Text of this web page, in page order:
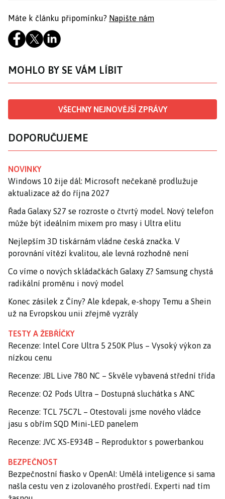
Máte k článku připomínku? Napište nám
MOHLO BY SE VÁM LÍBIT
VŠECHNY NEJNOVĚJŠÍ ZPRÁVY
DOPORUČUJEME
NOVINKY
Windows 10 žije dál: Microsoft nečekaně prodlužuje
aktualizace až do října 2027
Řada Galaxy S27 se rozroste o čtvrtý model. Nový telefon
může být ideálním mixem pro masy i Ultra elitu
Nejlepším 3D tiskárnám vládne česká značka. V
porovnání vítězí kvalitou, ale levná rozhodně není
Co víme o nových skládačkách Galaxy Z? Samsung chystá
radikální proměnu i nový model
Konec zásilek z Číny? Ale kdepak, e-shopy Temu a Shein
už na Evropskou unii zřejmě vyzrály
TESTY A ŽEBŘÍČKY
Recenze: Intel Core Ultra 5 250K Plus – Vysoký výkon za
nízkou cenu
Recenze: JBL Live 780 NC – Skvěle vybavená střední třída
Recenze: O2 Pods Ultra – Dostupná sluchátka s ANC
Recenze: TCL 75C7L – Otestovali jsme nového vládce
jasu s obřím SQD Mini-LED panelem
Recenze: JVC XS-E934B – Reproduktor s powerbankou
BEZPEČNOST
Bezpečnostní fiasko v OpenAI: Umělá inteligence si sama
našla cestu ven z izolovaného prostředí. Experti nad tím